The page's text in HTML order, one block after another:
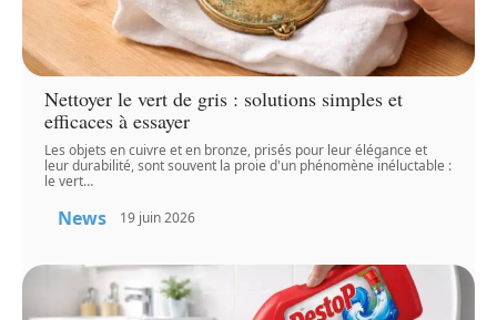
Nettoyer le vert de gris : solutions simples et
efficaces à essayer
Les objets en cuivre et en bronze, prisés pour leur élégance et
leur durabilité, sont souvent la proie d'un phénomène inéluctable :
le vert…
News 19 juin 2026